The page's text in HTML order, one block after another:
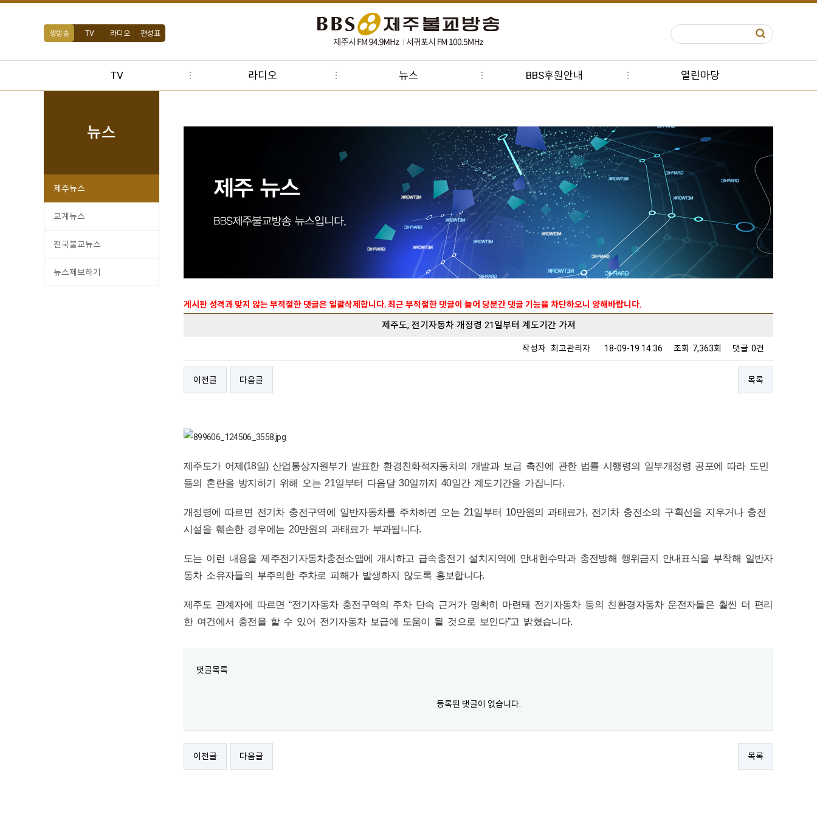
생방송 TV 라디오 편성표
TV 라디오 뉴스 BBS후원안내 열린마당
뉴스
제주뉴스
교계뉴스
전국불교뉴스
뉴스제보하기
게시판 성격과 맞지 않는 부적절한 댓글은 일괄삭제합니다. 최근 부적절한 댓글이 늘어 당분간 댓글 기능을 차단하오니 양해바랍니다.
제주도, 전기자동차 개정령 21일부터 계도기간 가져
작성자 최고관리자 18-09-19 14:36 조회 7,363회 댓글 0건
이전글 다음글 목록
제주도가 어제(18일) 산업통상자원부가 발표한 환경친화적자동차의 개발과 보급 촉진에 관한 법률 시행령의 일부개정령 공포에 따라 도민
들의 혼란을 방지하기 위해 오는 21일부터 다음달 30일까지 40일간 계도기간을 가집니다.
개정령에 따르면 전기차 충전구역에 일반자동차를 주차하면 오는 21일부터 10만원의 과태료가, 전기차 충전소의 구획선을 지우거나 충전
시설을 훼손한 경우에는 20만원의 과태료가 부과됩니다.
도는 이런 내용을 제주전기자동차충전소앱에 개시하고 급속충전기 설치지역에 안내현수막과 충전방해 행위금지 안내표식을 부착해 일반자
동차 소유자들의 부주의한 주차로 피해가 발생하지 않도록 홍보합니다.
제주도 관계자에 따르면 “전기자동차 충전구역의 주차 단속 근거가 명확히 마련돼 전기자동차 등의 친환경자동차 운전자들은 훨씬 더 편리
한 여건에서 충전을 할 수 있어 전기자동차 보급에 도움이 될 것으로 보인다”고 밝혔습니다.
댓글목록
등록된 댓글이 없습니다.
이전글 다음글 목록